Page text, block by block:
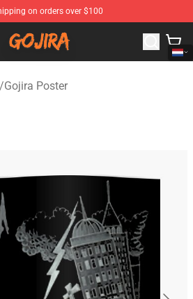
on orders over $100
Gojira Merchandise Store
/Gojira Poster